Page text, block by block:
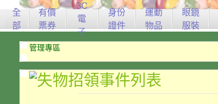
全
部
有價
票券
3C
電
子
身份
證件
運動
物品
眼鏡
服裝
管理專區